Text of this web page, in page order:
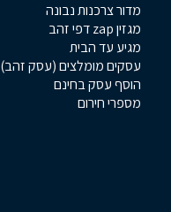
מדור צרכנות נבונה
מגזין zap דפי זהב
מגיע עד הבית
עסקים מומלצים (עסק זהב)
הוסף עסק בחינם
מספרי חירום